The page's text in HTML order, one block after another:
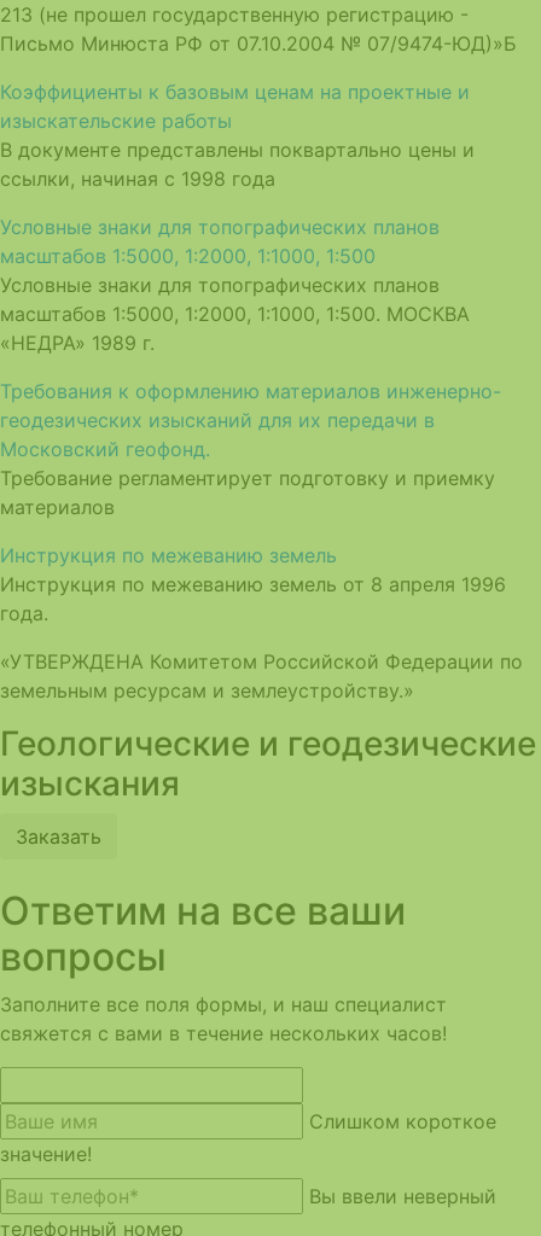
213 (не прошел государственную регистрацию -
Письмо Минюста РФ от 07.10.2004 № 07/9474-ЮД)»Б
Коэффициенты к базовым ценам на проектные и
изыскательские работы
В документе представлены поквартально цены и
ссылки, начиная с 1998 года
Условные знаки для топографических планов
масштабов 1:5000, 1:2000, 1:1000, 1:500
Условные знаки для топографических планов
масштабов 1:5000, 1:2000, 1:1000, 1:500. МОСКВА
«НЕДРА» 1989 г.
Требования к оформлению материалов инженерно-
геодезических изысканий для их передачи в
Московский геофонд.
Требование регламентирует подготовку и приемку
материалов
Инструкция по межеванию земель
Инструкция по межеванию земель от 8 апреля 1996
года.
«УТВЕРЖДЕНА Комитетом Российской Федерации по
земельным ресурсам и землеустройству.»
Геологические и геодезические
изыскания
Заказать
Ответим на все ваши
вопросы
Заполните все поля формы, и наш специалист
свяжется с вами в течение нескольких часов!
Слишком короткое
значение!
Вы ввели неверный
телефонный номер